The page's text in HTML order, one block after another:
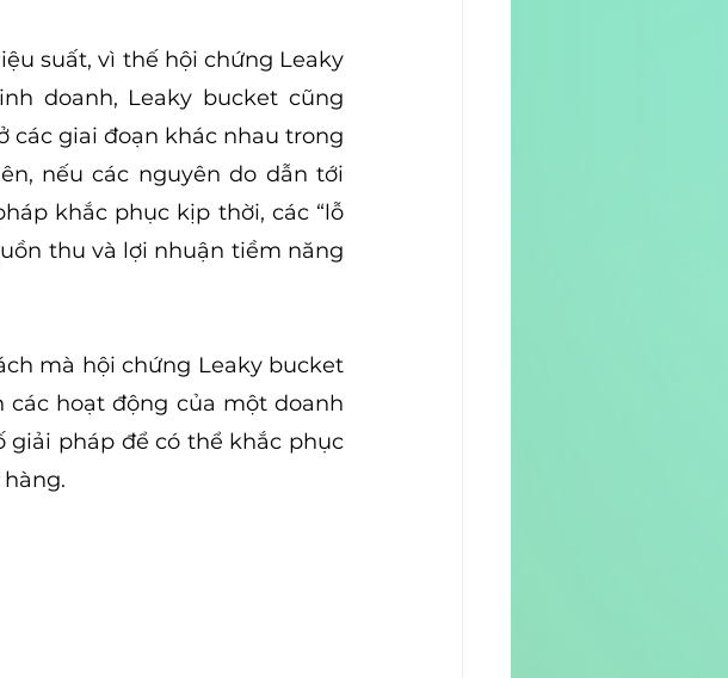
suất, vì thế hội chứng Leaky
doanh, Leaky bucket cũng
các giai đoạn khác nhau trong
nếu các nguyên do dẫn tới
khắc phục kịp thời, các “lỗ
thu và lợi nhuận tiềm năng
mà hội chứng Leaky bucket
hoạt động của một doanh
giải pháp để có thể khắc phục